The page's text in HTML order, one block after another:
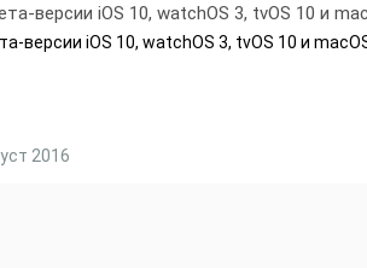
версии iOS 10, watchOS 3, tvOS 10 и
версии iOS 10, watchOS 3, tvOS 10 и
2016